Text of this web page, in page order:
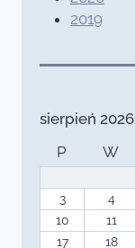
2019
sierpień 2026
P
W
3
4
10
11
17
18